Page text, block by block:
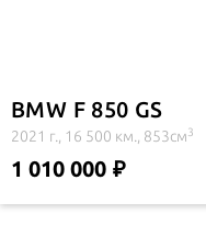
BMW F 850 GS
2021 г., 16 500 км., 853см3
1 010 000